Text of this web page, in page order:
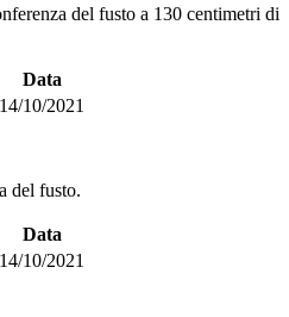
del fusto a 130 centimetri di
Data
14/10/2021
del fusto.
Data
14/10/2021